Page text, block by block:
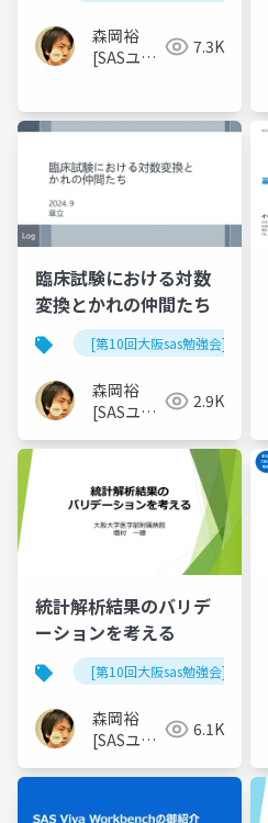
森岡裕
[SASユー
7.3K
臨床試験における対数
変換とかれの仲間たち
[第10回大阪sas勉強会]
森岡裕
[SASユー
2.9K
統計解析結果のバリデ
ーションを考える
[第10回大阪sas勉強会]
森岡裕
[SASユー
世話人]
6.1K